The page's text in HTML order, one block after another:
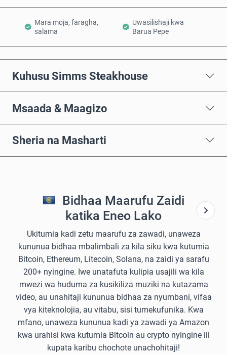
Mara moja, faragha,
salama
Uwasilishaji kwa
Barua Pepe
Kuhusu Simms Steakhouse
Msaada & Maagizo
Sheria na Masharti
Bidhaa Maarufu Zaidi
katika Eneo Lako
Ukitumia kadi zetu maarufu za zawadi, unaweza
kununua bidhaa mbalimbali za kila siku kwa kutumia
Bitcoin, Ethereum, Litecoin, Solana, na zaidi ya sarafu
200+ nyingine. Iwe unatafuta kulipia usajili wa kila
mwezi wa huduma za kusikiliza muziki na kutazama
video, au unahitaji kununua bidhaa za nyumbani, vifaa
vya kiteknolojia, au vitabu, sisi tumekufunika. Kwa
mfano, unaweza kununua kadi ya zawadi ya Amazon
kwa urahisi kwa kutumia Bitcoin au crypto nyingine ili
kupata karibu chochote unachohitaji!